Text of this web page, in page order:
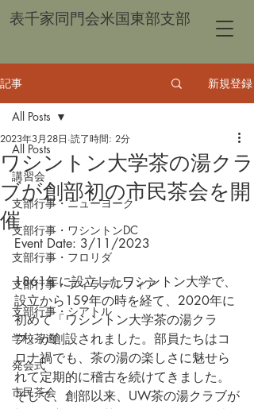
表千家同門会米国東部支部
記事 新規登録
All Posts
講習会
支部行事・ニューヨーク
支部行事・ワシントンDC
支部行事・フロリダ
支部行事・フィラデルフィア
支部行事・シアトル
学校茶道
発会式
市民茶会
All Posts
ワシントン大学茶の湯クラ
ブが創部初の市民茶会を開
催
2023年3月28日 読了時間: 2分
Event Date: 3/11/2023
1861年に設立したワシントン大学で、
設立から159年の時を経て、2020年に
初めて「ワシントン大学茶の湯クラ
ブ」が創設されました。部員たちはコ
ロナ禍でも、茶の湯の楽しさに魅せら
れて定期的に稽古を続けてきました。
そして、創部以来、UW茶の湯クラブが